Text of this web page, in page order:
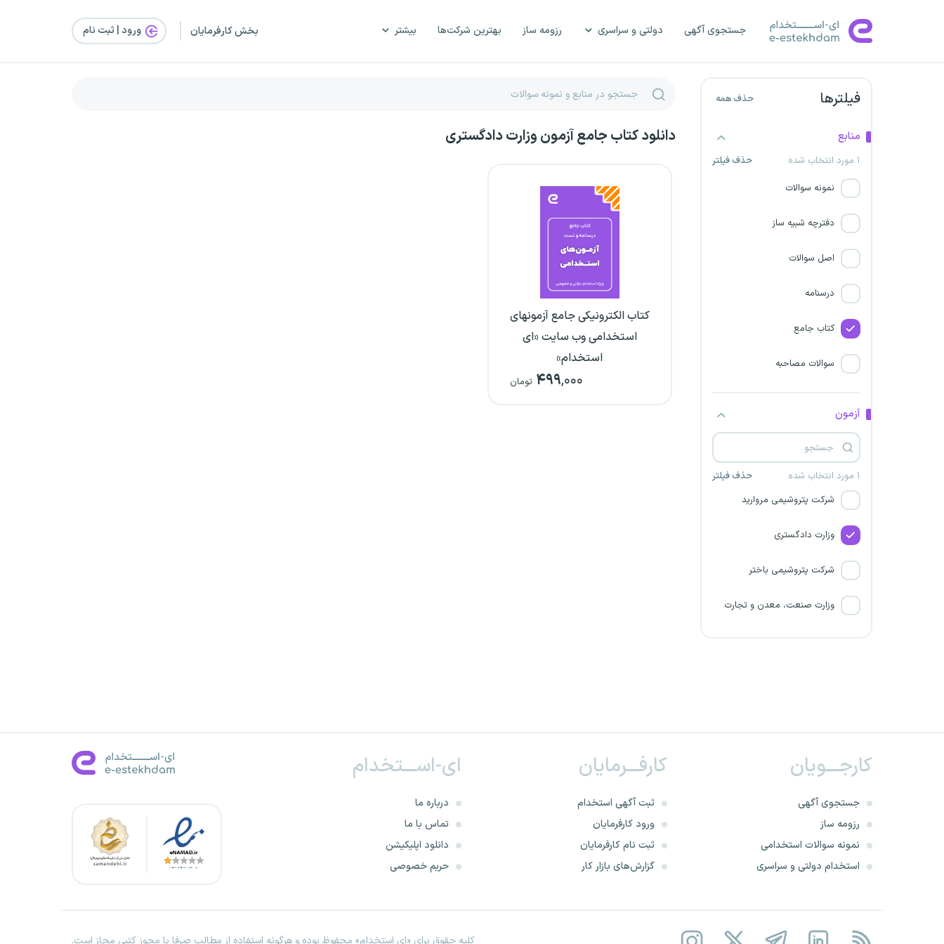
جستجوی آگهی دولتی و سراسری رزومه ساز بهترین شرکت‌ها بیشتر بخش کارفرمایان ورود | ثبت‌ نام
فیلترها حذف همه
منابع
۱ مورد انتخاب شده
حذف فیلتر
نمونه سوالات
دفترچه شبیه ساز
اصل سوالات
درسنامه
کتاب جامع
سوالات مصاحبه
آزمون
۱ مورد انتخاب شده حذف فیلتر
پتروشیمی کیمیای پارس
خاورمیانه
فارس
سازمان نقشه‌برداری کشور
کشور
شرکت پتروشیمی مارون
شرکت پتروشیمی مروارید
وزارت دادگستری
شرکت پتروشیمی باختر
وزارت صنعت، معدن و تجارت
شرکت پتروشیمی خارک
شرکت پترو پارس
سازمان بیمه سلامت
شرکت پتروشیمی کارون در بندر
سازمان ملی زمین و مسکن
دانلود کتاب جامع آزمون وزارت دادگستری
کتاب الکترونیکی جامع آزمونهای
استخدامی وب سایت «ای
استخدام»
۴۹۹,۰۰۰ تومان
کارجـــویان
جستجوی آگهی
رزومه ساز
نمونه سوالات استخدامی
استخدام دولتی و سراسری
کارفـــرمایان
ثبت آگهی استخدام
ورود کارفرمایان
ثبت نام کارفرمایان
گزارش‌های بازار کار
ای-اســـتخدام
درباره ما
تماس با ما
دانلود اپلیکیشن
حریم خصوصی
کلیه حقوق برای «ای استخدام» محفوظ بوده و هرگونه استفاده از مطالب صرفا با مجوز کتبی مجاز است.